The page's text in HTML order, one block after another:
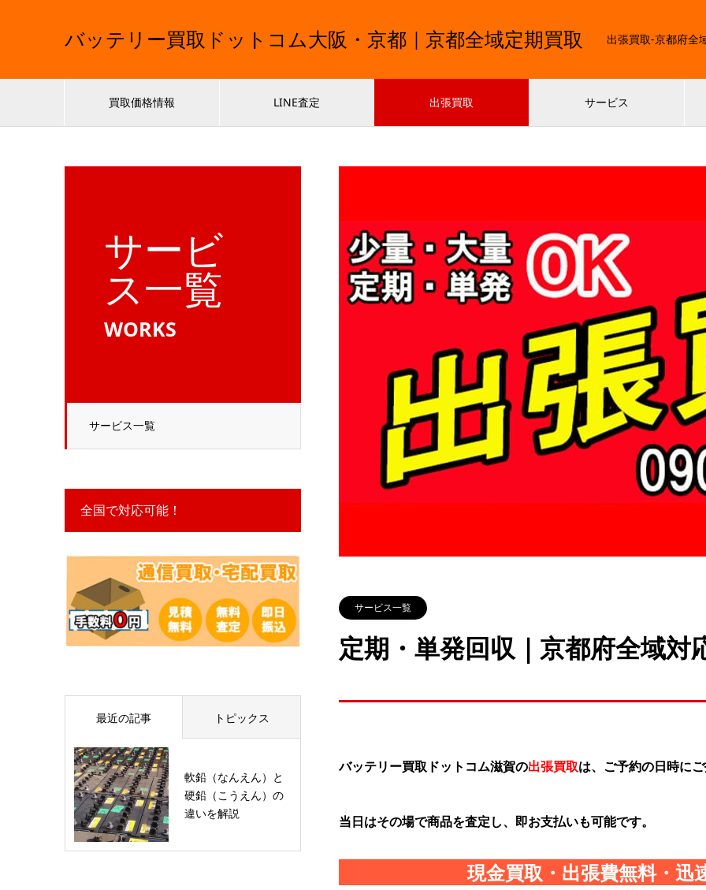
バッテリー買取ドットコム大阪・京都｜京都全域定期買取 出張買取-京都府全
買取価格情報 LINE査定 出張買取 サービス
サービ
ス一覧
WORKS
サービス一覧
サービス一覧
定期・単発回収｜京都府全域対
バッテリー買取ドットコム滋賀の出張買取は、ご予約の日時に
当日はその場で商品を査定し、即お支払いも可能です。
現金買取・出張費無料・迅
全国で対応可能！
最近の記事 トピックス
軟鉛（なんえん）と
硬鉛（こうえん）の
違いを解説